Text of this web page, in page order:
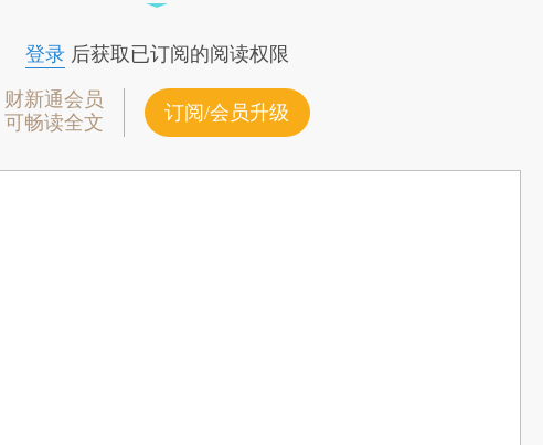
登录后获取已订阅的阅读权限
财新通会员
可畅读全文
订阅/会员升级